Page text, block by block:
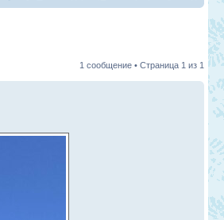
1 сообщение • Страница 1 из 1